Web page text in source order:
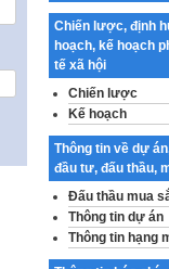
phí xây dựng
thiện thể chế,
Quy định về
dụng khoa học,
mới sáng tạo và
Quy định chi tiết
thi hành một số
lịch tư…
Sửa đổi, bổ sung
dung tại Nghị
CP ngày 24
Chiến lược, định
hoạch, kế hoạch
tế xã hội
Chiến lược
Kế hoạch
Thông tin về dự
đầu tư, đấu thầu,
Đấu thầu mua
Thông tin dự án
Thông tin hạng